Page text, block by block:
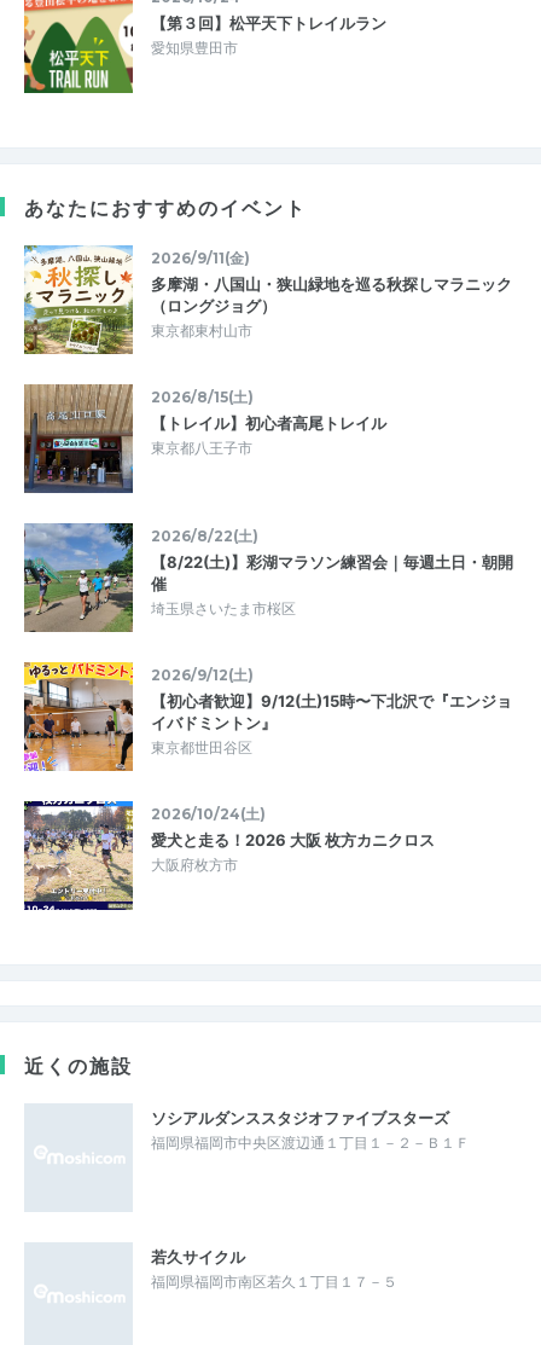
【第３回】松平天下トレイルラン
愛知県豊田市
あなたにおすすめのイベント
2026/9/11(金)
多摩湖・八国山・狭山緑地を巡る秋探しマラニック
（ロングジョグ）
東京都東村山市
2026/8/15(土)
【トレイル】初心者高尾トレイル
東京都八王子市
2026/8/22(土)
【8/22(土)】彩湖マラソン練習会｜毎週土日・朝開
催
埼玉県さいたま市桜区
2026/9/12(土)
【初心者歓迎】9/12(土)15時〜下北沢で『エンジョ
イバドミントン』
東京都世田谷区
2026/10/24(土)
愛犬と走る！2026 大阪 枚方カニクロス
大阪府枚方市
近くの施設
ソシアルダンススタジオファイブスターズ
福岡県福岡市中央区渡辺通１丁目１－２－Ｂ１Ｆ
若久サイクル
福岡県福岡市南区若久１丁目１７－５